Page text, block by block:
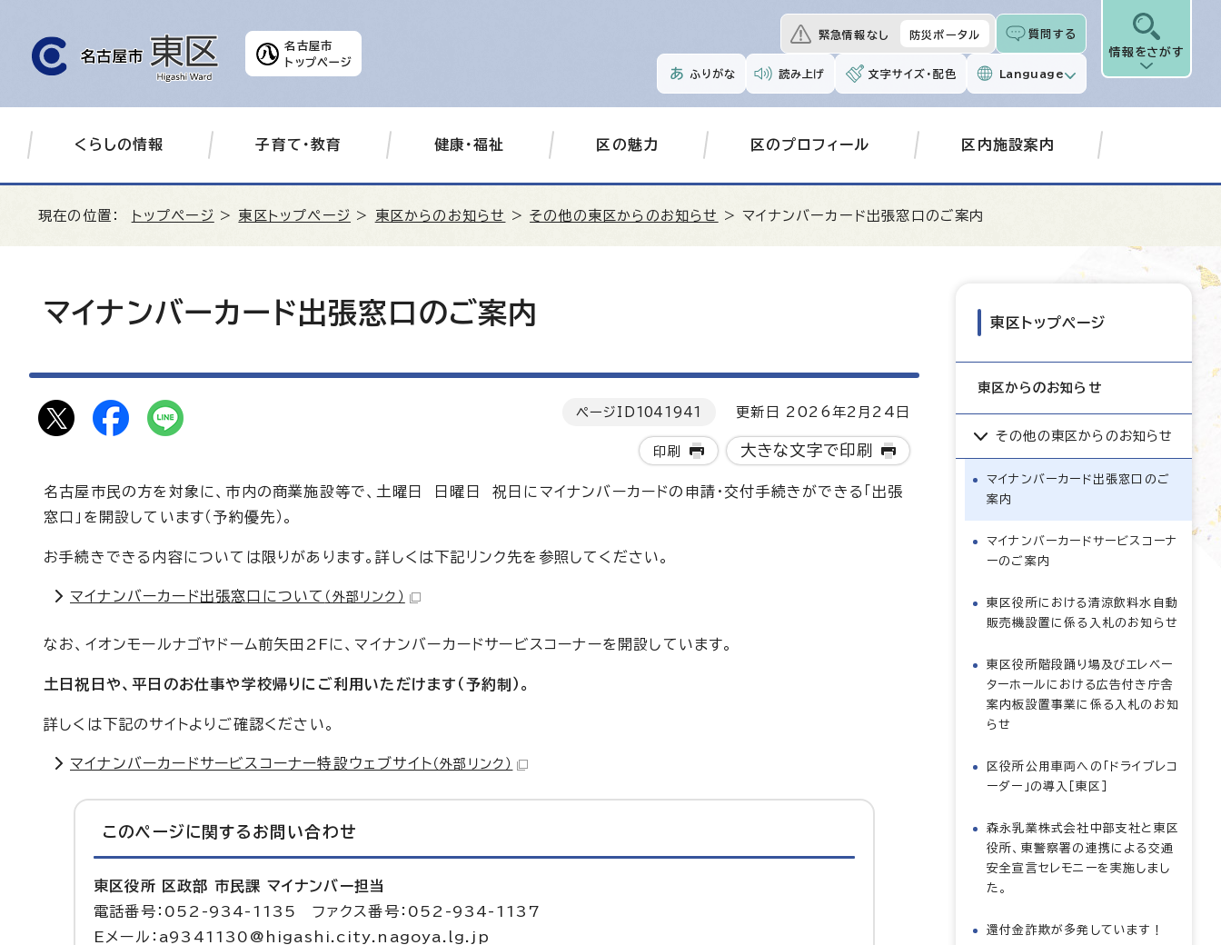
名古屋市
トップページ
緊急情報なし 防災ポータル 質問する
ふりがな 読み上げ 文字サイズ・配色 Language
情報をさがす
くらしの情報 子育て・教育 健康・福祉 区の魅力 区のプロフィール 区内施設案内
現在の位置： トップページ > 東区トップページ > 東区からのお知らせ >その他の東区からのお知らせ > マイナンバーカード出張窓口のご案内
マイナンバーカード出張窓口のご案内
ページID 1041941 更新日 2026年2月24日
印刷 大きな文字で印刷
名古屋市民の方を対象に、市内の商業施設等で、土曜日 日曜日 祝日にマイナンバーカードの申請・交付手続きができる「出張
窓口」を開設しています（予約優先）。
お手続きできる内容については限りがあります。詳しくは下記リンク先を参照してください。
マイナンバーカード出張窓口について （外部リンク）
なお、イオンモールナゴヤドーム前矢田2Fに、マイナンバーカードサービスコーナーを開設しています。
土日祝日や、平日のお仕事や学校帰りにご利用いただけます（予約制）。
詳しくは下記のサイトよりご確認ください。
マイナンバーカードサービスコーナー特設ウェブサイト （外部リンク）
このページに関する お問い合わせ
東区役所 区政部 市民課 マイナンバー担当
電話番号：052-934-1135 ファクス番号：052-934-1137
Eメール：a9341130@higashi.city.nagoya.lg.jp
東区トップページ
東区からのお知らせ
その他の東区からのお知らせ
マイナンバーカード出張窓口のご
案内
マイナンバーカードサービスコーナ
ーのご案内
東区役所における清涼飲料水自動
販売機設置に係る入札のお知らせ
東区役所階段踊り場及びエレベー
ターホールにおける広告付き庁舎
案内板設置事業に係る入札のお知
らせ
区役所公用車両への「ドライブレコ
ーダー」の導入［東区］
森永乳業株式会社中部支社と東区
役所、東警察署の連携による交通
安全宣言セレモニーを実施しまし
た。
還付金詐欺が多発しています！